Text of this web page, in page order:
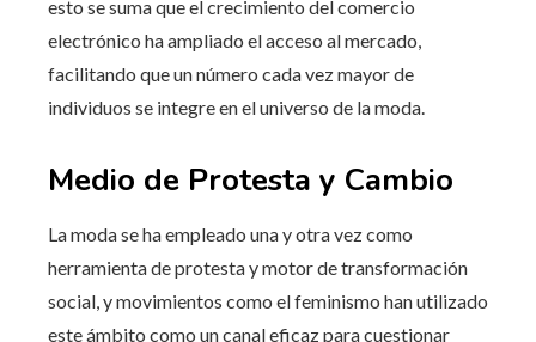
esto se suma que el crecimiento del comercio
electrónico ha ampliado el acceso al mercado,
facilitando que un número cada vez mayor de
individuos se integre en el universo de la moda.
Medio de Protesta y Cambio
La moda se ha empleado una y otra vez como
herramienta de protesta y motor de transformación
social, y movimientos como el feminismo han utilizado
este ámbito como un canal eficaz para cuestionar